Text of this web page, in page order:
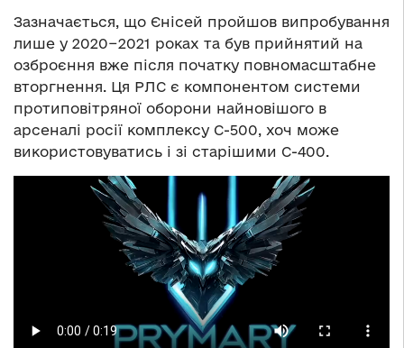
Зазначається, що Єнісей пройшов випробування
лише у 2020−2021 роках та був прийнятий на
озброєння вже після початку повномасштабне
вторгнення. Ця РЛС є компонентом системи
протиповітряної оборони найновішого в
арсеналі росії комплексу С-500, хоч може
використовуватись і зі старішими С-400.